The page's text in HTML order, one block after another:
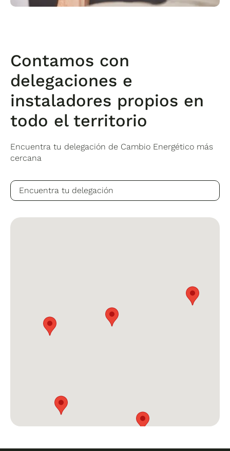
Contamos con
delegaciones e
instaladores propios en
todo el territorio
Encuentra tu delegación de Cambio Energético más
cercana